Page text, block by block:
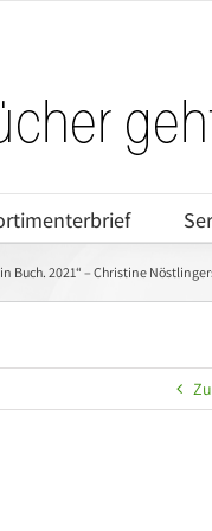
Buch. 2021“ – Christine